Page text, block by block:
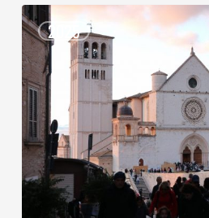
2025
Ostensión
mundial
de
2026:
sentido,
preparación
y
simbolismo
de
un
evento
eclesial
global